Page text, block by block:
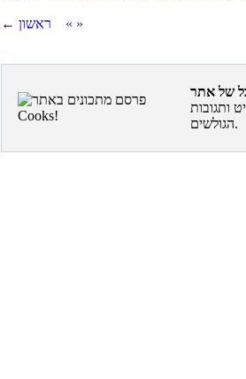
← ראשון « »
ותגובות
הגולשים.